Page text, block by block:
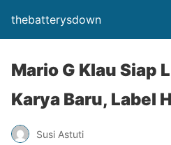
thebatterysdown
Mario G Klau Siap
Karya Baru, Label
Susi Astuti